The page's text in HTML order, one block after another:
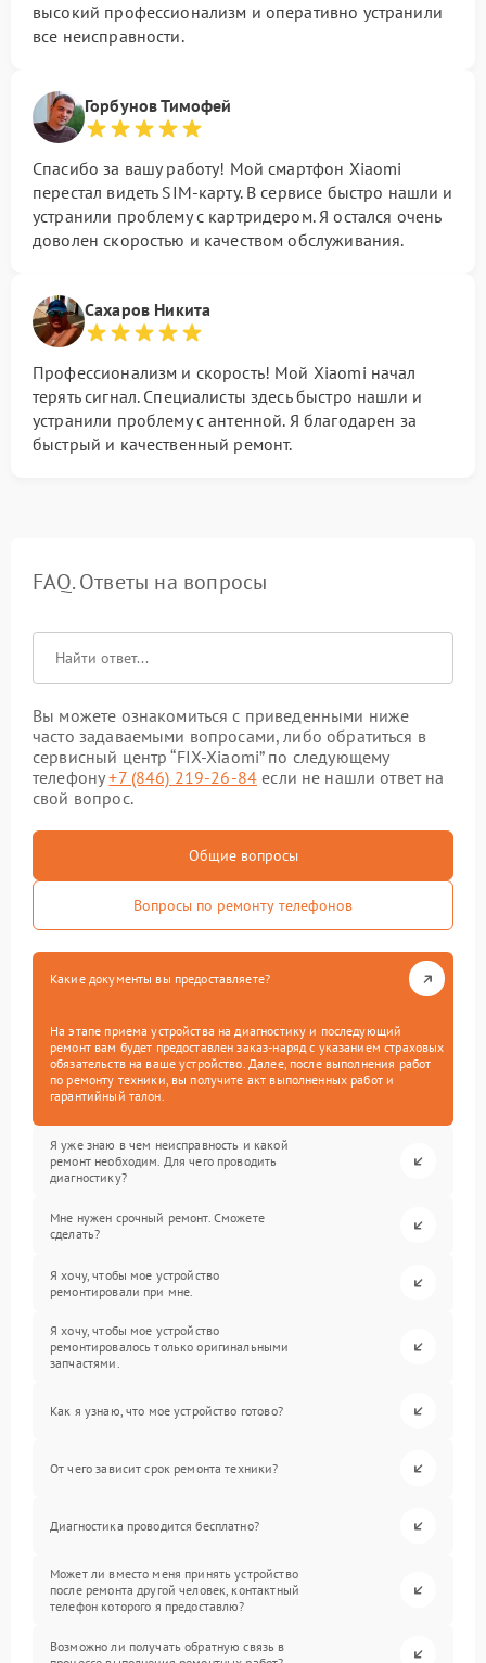
высокий профессионализм и оперативно устранили
все неисправности.
Горбунов Тимофей
Спасибо за вашу работу! Мой смартфон Xiaomi
перестал видеть SIM-карту. В сервисе быстро нашли и
устранили проблему с картридером. Я остался очень
доволен скоростью и качеством обслуживания.
Сахаров Никита
Профессионализм и скорость! Мой Xiaomi начал
терять сигнал. Специалисты здесь быстро нашли и
устранили проблему с антенной. Я благодарен за
быстрый и качественный ремонт.
FAQ. Ответы на вопросы
Вы можете ознакомиться с приведенными ниже
часто задаваемыми вопросами, либо обратиться в
сервисный центр “FIX-Xiaomi” по следующему
телефону+7 (846) 219-26-84 если не нашли ответ на
свой вопрос.
Общие вопросы
Вопросы по ремонту телефонов
Какие документы вы предоставляете?
На этапе приема устройства на диагностику и последующий
ремонт вам будет предоставлен заказ-наряд с указанием страховых
обязательств на ваше устройство. Далее, после выполнения работ
по ремонту техники, вы получите акт выполненных работ и
гарантийный талон.
Я уже знаю в чем неисправность и какой
ремонт необходим. Для чего проводить
диагностику?
Мне нужен срочный ремонт. Сможете
сделать?
Я хочу, чтобы мое устройство
ремонтировали при мне.
Я хочу, чтобы мое устройство
ремонтировалось только оригинальными
запчастями.
Как я узнаю, что мое устройство готово?
От чего зависит срок ремонта техники?
Диагностика проводится бесплатно?
Может ли вместо меня принять устройство
после ремонта другой человек, контактный
телефон которого я предоставлю?
Возможно ли получать обратную связь в